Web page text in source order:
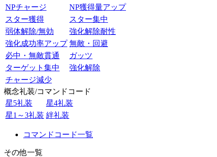
NPチャージ
NP獲得量アップ
スター獲得
スター集中
弱体解除/無効
強化解除耐性
強化成功率アップ 無敵・回避
必中・無敵貫通
ガッツ
ターゲット集中
強化解除
チャージ減少
概念礼装/コマンドコード
星5礼装
星4礼装
星1～3礼装 絆礼装
コマンドコード一覧
その他一覧